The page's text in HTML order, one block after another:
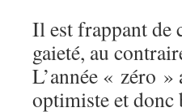
Il est frappant de
gaieté, au
L’année « zéro
optimiste et donc